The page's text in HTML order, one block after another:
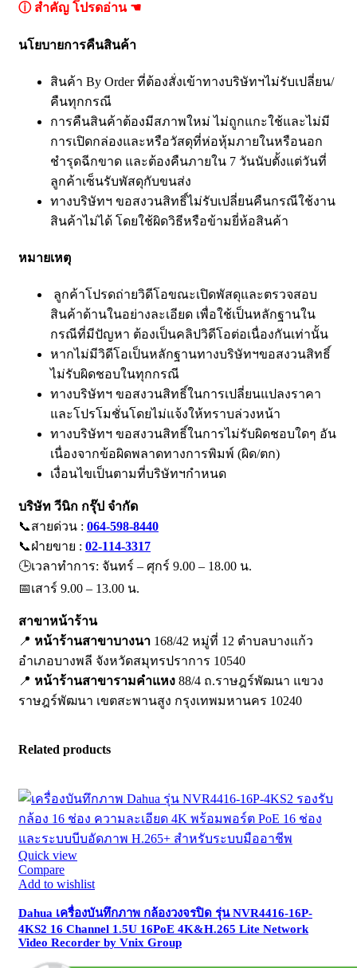
ⓘ สำคัญ โปรดอ่าน ☚
นโยบายการคืนสินค้า
สินค้า By Order ที่ต้องสั่งเข้าทางบริษัทฯไม่รับเปลี่ยน/
คืนทุกกรณี
การคืนสินค้าต้องมีสภาพใหม่ ไม่ถูกแกะใช้และไม่มี
การเปิดกล่องและหรือวัสดุที่ห่อหุ้มภายในหรือนอก
ชำรุดฉีกขาด และต้องคืนภายใน 7 วันนับตั้งแต่วันที่
ลูกค้าเซ็นรับพัสดุกับขนส่ง
ทางบริษัทฯ ขอสงวนสิทธิ์ไม่รับเปลี่ยนคืนกรณีใช้งาน
สินค้าไม่ได้ โดยใช้ผิดวิธีหรือข้ามยี่ห้อสินค้า
หมายเหตุ
ลูกค้าโปรดถ่ายวิดีโอขณะเปิดพัสดุและตรวจสอบ
สินค้าด้านในอย่างละเอียด เพื่อใช้เป็นหลักฐานใน
กรณีที่มีปัญหา ต้องเป็นคลิปวิดีโอต่อเนื่องกันเท่านั้น
หากไม่มีวิดีโอเป็นหลักฐานทางบริษัทฯขอสงวนสิทธิ์
ไม่รับผิดชอบในทุกกรณี
ทางบริษัทฯ ขอสงวนสิทธิ์ในการเปลี่ยนแปลงราคา
และโปรโมชั่นโดยไม่แจ้งให้ทราบล่วงหน้า
ทางบริษัทฯ ขอสงวนสิทธิ์ในการไม่รับผิดชอบใดๆ อัน
เนื่องจากข้อผิดพลาดทางการพิมพ์ (ผิด/ตก)
เงื่อนไขเป็นตามที่บริษัทฯกำหนด
บริษัท วีนิก กรุ๊ป จำกัด
📞สายด่วน : 064-598-8440
📞ฝ่ายขาย : 02-114-3317
🕒เวลาทำการ: จันทร์ – ศุกร์ 9.00 – 18.00 น.
📅เสาร์ 9.00 – 13.00 น.
สาขาหน้าร้าน
📍 หน้าร้านสาขาบางนา 168/42 หมู่ที่ 12 ตำบลบางแก้ว
อำเภอบางพลี จังหวัดสมุทรปราการ 10540
📍 หน้าร้านสาขารามคำแหง 88/4 ถ.ราษฎร์พัฒนา แขวง
ราษฎร์พัฒนา เขตสะพานสูง กรุงเทพมหานคร 10240
Related products
Quick view
Compare
Add to wishlist
Dahua เครื่องบันทึกภาพ กล้องวงจรปิด รุ่น NVR4416-16P-
4KS2 16 Channel 1.5U 16PoE 4K&H.265 Lite Network
Video Recorder by Vnix Group